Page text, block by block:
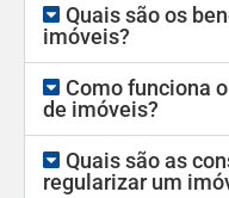
Quais são os
imóveis?
Como funciona
de imóveis?
Quais são as
regularizar um